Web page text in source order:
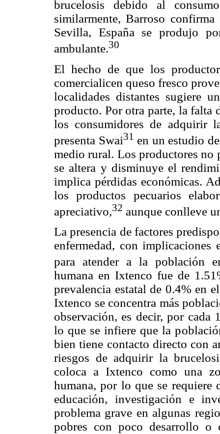
brucelosis debido al
similarmente, Barroso
Sevilla, España se produjo
ambulante.30
El hecho de que los
comercialicen queso fresco
localidades distantes sugiere
producto. Por otra parte, la falta
los consumidores de adquirir
presenta Swai31 en un estudio
medio rural. Los productores no
se altera y disminuye el
implica pérdidas económicas.
los productos pecuarios
apreciativo,32 aunque conlleve
La presencia de factores
enfermedad, con implicaciones
para atender a la población
humana en Ixtenco fue de
prevalencia estatal de 0.4% en
Ixtenco se concentra más
observación, es decir, por cada
lo que se infiere que la
bien tiene contacto directo con
riesgos de adquirir la
coloca a Ixtenco como una
humana, por lo que se requiere
educación, investigación e
problema grave en algunas
pobres con poco desarrollo o